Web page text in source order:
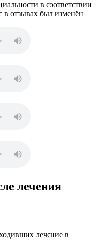
в соответствии
в отзывах был изменён
лечения
лечение в